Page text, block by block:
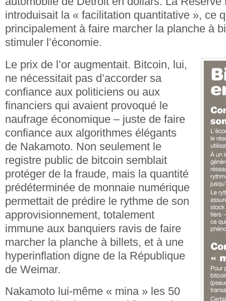
introduisait la « facilitation quantitative », ce
principalement à faire marcher la planche à
stimuler l’économie.
Le prix de l’or augmentait. Bitcoin, lui,
ne nécessitait pas d’accorder sa
confiance aux politiciens ou aux
financiers qui avaient provoqué le
naufrage économique – juste de faire
confiance aux algorithmes élégants
de Nakamoto. Non seulement le
registre public de bitcoin semblait
protéger de la fraude, mais la quantité
prédéterminée de monnaie numérique
permettait de prédire le rythme de son
approvisionnement, totalement
immune aux banquiers ravis de faire
marcher la planche à billets, et à une
hyperinflation digne de la République
de Weimar.
Nakamoto lui-même « mina » les 50